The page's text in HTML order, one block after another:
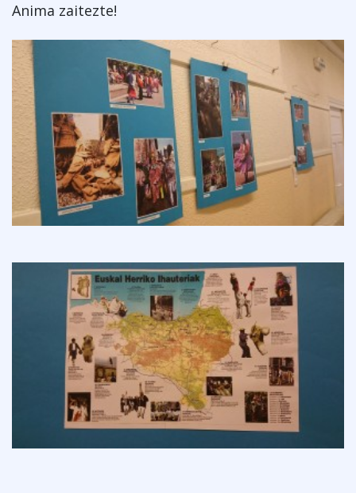
Anima zaitezte!